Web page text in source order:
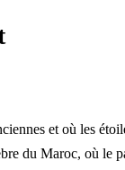
et où les
du Maroc, où le